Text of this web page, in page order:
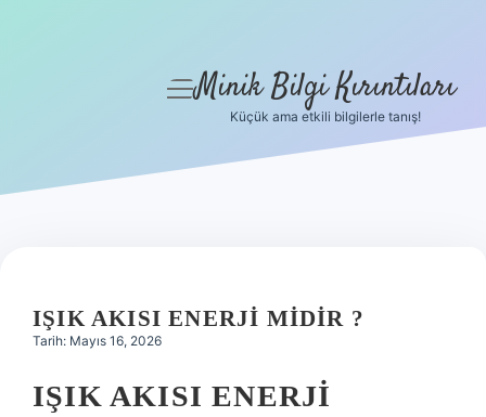
Hakkımızda
menüyü
Minik Bilgi Kırıntıları
Küçük ama etkili bilgilerle tanış!
IŞIK AKISI ENERJI MIDIR ?
Tarih: Mayıs 16, 2026
IŞIK AKISI ENERJI